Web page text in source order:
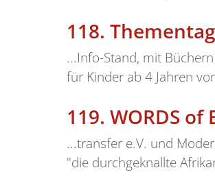
118.
...Info-Stand, mit
für Kinder ab 4 Jahren
119. WORDS
...transfer e.V. und
"die durchgeknallte